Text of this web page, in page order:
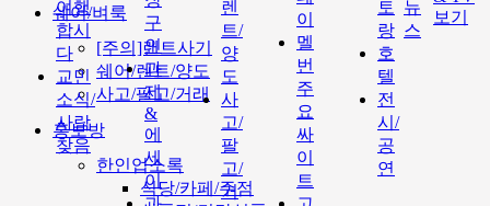
쉐어/벼룩
[주의]랜트사기
쉐어/렌트/양도
사고/팔고/거래
홍보방
한인업소록
식당/카페/주점
여행
합시
다
교민
소식/
사람
찾음
구
인
과
제
&
에
세
이
렌
트/
양
도
사
고/
팔
고/
거
이
멜
번
주
요
싸
이
트
토
랑
호
텔
전
시/
공
연
뉴
스
보기